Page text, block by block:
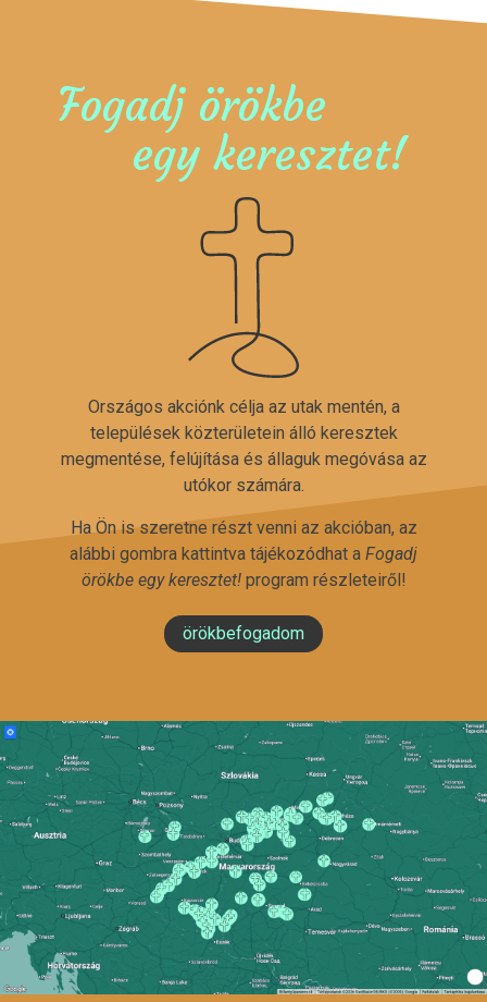
Fogadj örökbe
egy keresztet!
Országos akciónk célja az utak mentén, a
települések közterületein álló keresztek
megmentése, felújítása és állaguk megóvása az
utókor számára.
Ha Ön is szeretne részt venni az akcióban, az
alábbi gombra kattintva tájékozódhat a Fogadj
örökbe egy keresztet!program részleteiről!
örökbefogadom